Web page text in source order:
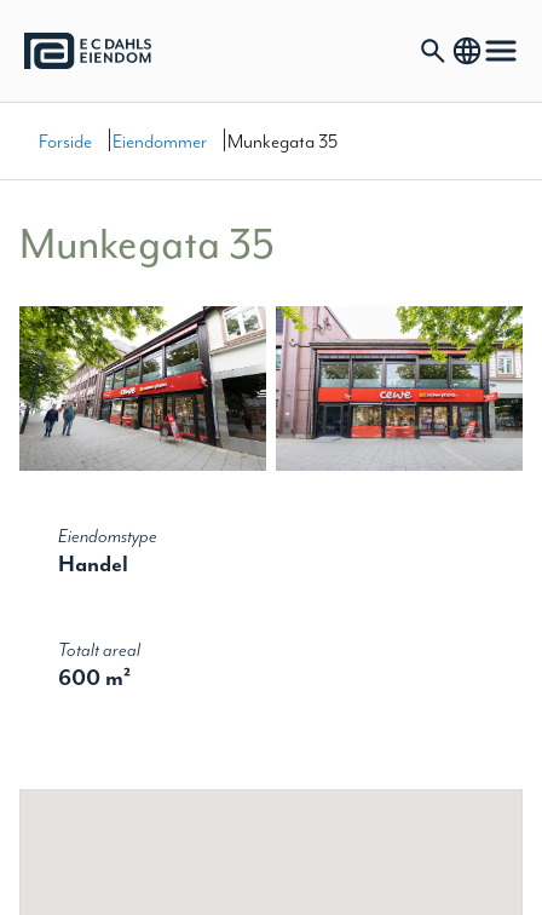
Forside |Eiendommer |Munkegata 35
Munkegata 35
Totalt areal
600 m²
Eiendomstype
Handel